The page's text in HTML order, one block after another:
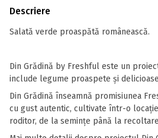
Descriere
Salată verde proaspătă românească.
Din Grădină by Freshful este un
include legume proaspete și
Din Grădină înseamnă promisiunea
cu gust autentic, cultivate într-o
roditor, de la semințe până la